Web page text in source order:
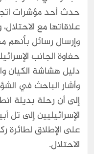
حدث أحد مؤشرات
علاقاتها مع
وإرسال رسائل بأنهم
حفاوة الجانب
دليل هشاشة الكيان
وأشار الباحث في
إلى أن رحلة بديلة
الإسرائيليين إلى تل
على الإطلاق لطائرة
الاحتلال.